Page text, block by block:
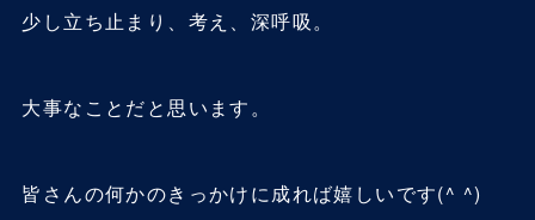
少し立ち止まり、考え、深呼吸。
大事なことだと思います。
皆さんの何かのきっかけに成れば嬉しいです(^ ^)